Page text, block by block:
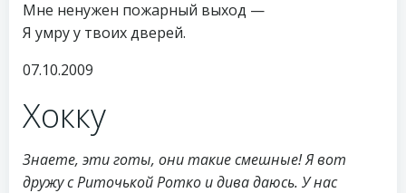
Мне ненужен пожарный выход —
Я умру у твоих дверей.
07.10.2009
Хокку
Знаете, эти готы, они такие смешные! Я вот
дружу с Риточькой Ротко и дива даюсь. У нас